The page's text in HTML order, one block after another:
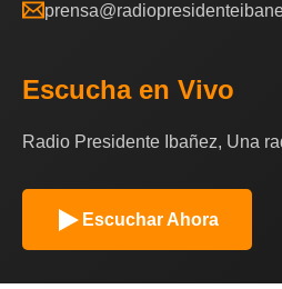
Escucha en Vivo
Radio Presidente Ibañez, Una
Escuchar Ahora